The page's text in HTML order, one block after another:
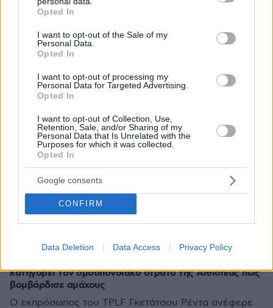
grant or deny consent to Google and its third-party tags to
use your data for below specified purposes in below Google
consent section.
Opted In
I want to opt-out of the Sale of my
Personal Data.
Opted In
I want to opt-out of processing my
Personal Data for Targeted Advertising.
Opted In
I want to opt-out of Collection, Use,
Retention, Sale, and/or Sharing of my
Personal Data that Is Unrelated with the
Purposes for which it was collected.
Opted In
Google consents
CONFIRM
Data Deletion Data Access Privacy Policy
κατηγορεί τον ομοσπονδιακό στρατό της Αιθιοπίας πως
βομβάρδισε αμάχους
Ο εκπρόσωπος του TPLF Γκετάτσου Ρέντα ανέφερε
22.11.2021, 06:02 1